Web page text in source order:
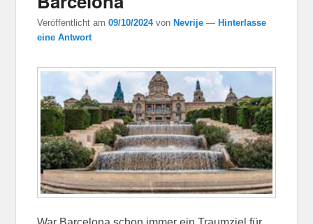
Veröffentlicht am09/10/2024 von Nevrije — Hinterlasse
eine Antwort